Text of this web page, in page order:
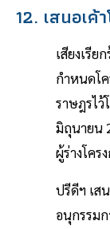
12. เสนอเค้
เสียงเรี
กำหนดโ
ราษฎรไ
มิถุนายน
ผู้ร่างโคร
ปรีดีฯ เส
อนุกรรม